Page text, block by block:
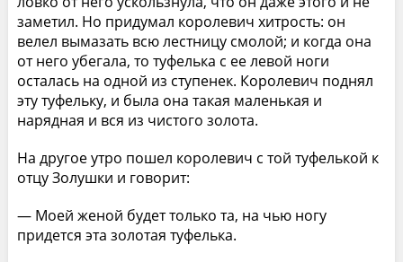
заметил. Но придумал королевич хитрость: он
велел вымазать всю лестницу смолой; и когда она
от него убегала, то туфелька с ее левой ноги
осталась на одной из ступенек. Королевич поднял
эту туфельку, и была она такая маленькая и
нарядная и вся из чистого золота.
На другое утро пошел королевич с той туфелькой к
отцу Золушки и говорит:
— Моей женой будет только та, на чью ногу
придется эта золотая туфелька.